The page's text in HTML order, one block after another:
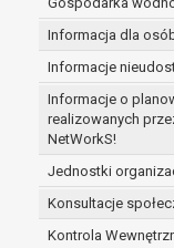
Informacja dla
Informacje
Informacje o
realizowanych
NetWorkS!
Jednostki
Konsultacje
Kontrola
zawartej
przypadku
danych po
czasu
Ponadto w
dane
umowy o